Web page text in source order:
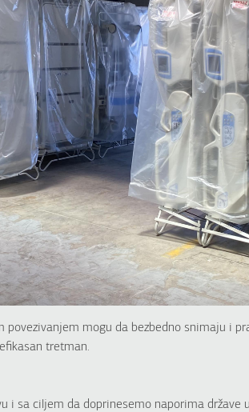
mogu da bezbedno snimaju i
tretman.
i sa ciljem da doprinesemo naporima države